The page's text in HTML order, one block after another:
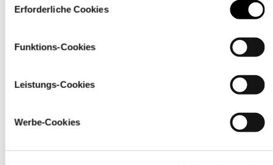
über den Link „Cookie-Einstellungen
Erforderliche Cookies
Funktions-Cookies
Leistungs-Cookies
Werbe-Cookies
Pflegehinweise